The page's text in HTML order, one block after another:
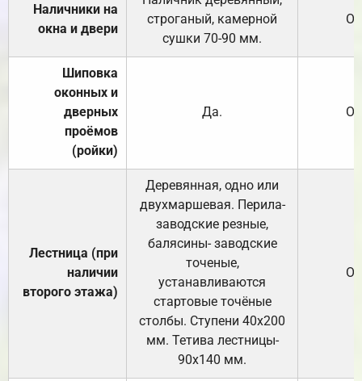
Наличники на
окна и двери
строганый, камерной
сушки 70-90 мм.
Шиповка
оконных и
дверных
проёмов
(ройки)
Да.
Лестница (при
наличии
второго этажа)
Деревянная, одно или
двухмаршевая. Перила-
заводские резные,
балясины- заводские
точеные,
устанавливаются
стартовые точёные
столбы. Ступени 40х200
мм. Тетива лестницы-
90х140 мм.